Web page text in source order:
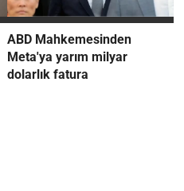
ABD Mahkemesinden
Meta'ya yarım milyar
dolarlık fatura